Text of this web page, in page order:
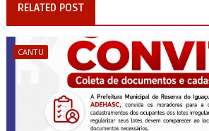
RELATED POST
CANTU